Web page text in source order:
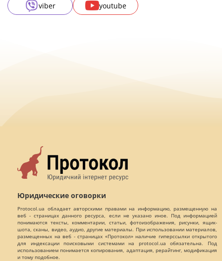
viber
youtube
Юридические оговорки
Protocol.ua обладает авторскими правами на информацию, размещенную на
веб - страницах данного ресурса, если не указано иное. Под информацией
понимаются тексты, комментарии, статьи, фотоизображения, рисунки, ящик-
шота, сканы, видео, аудио, другие материалы. При использовании материалов,
размещенных на веб - страницах «Протокол» наличие гиперссылки открытого
для индексации поисковыми системами на protocol.ua обязательна. Под
использованием понимается копирования, адаптация, рерайтинг, модификация
и тому подобное.